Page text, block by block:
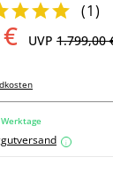
(1)
UVP 1.799,00
i